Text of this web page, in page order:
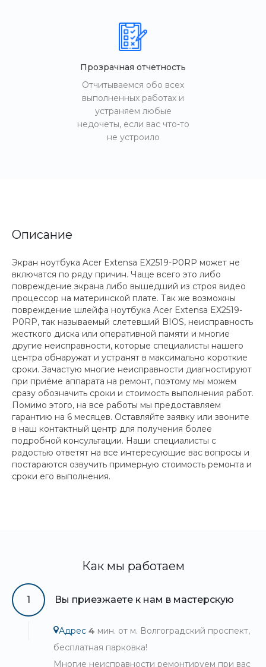
Прозрачная отчетность
Отчитываемся обо всех
выполненных работах и
устраняем любые
недочеты, если вас что-то
не устроило
Описание
Экран ноутбука Acer Extensa EX2519-P0RP может не
включатся по ряду причин. Чаще всего это либо
повреждение экрана либо вышедший из строя видео
процессор на материнской плате. Так же возможны
повреждение шлейфа ноутбука Acer Extensa EX2519-
P0RP, так называемый слетевший BIOS, неисправность
жесткого диска или оперативной памяти и многие
другие неисправности, которые специалисты нашего
центра обнаружат и устранят в максимально короткие
сроки. Зачастую многие неисправности диагностируют
при приёме аппарата на ремонт, поэтому мы можем
сразу обозначить сроки и стоимость выполнения работ.
Помимо этого, на все работы мы предоставляем
гарантию на 6 месяцев. Оставляйте заявку или звоните
в наш контактный центр для получения более
подробной консультации. Наши специалисты с
радостью ответят на все интересующие вас вопросы и
постараются озвучить примерную стоимость ремонта и
сроки его выполнения.
Как мы работаем
1 Вы приезжаете к нам в мастерскую
Адрес 4 мин. от м. Волгоградский проспект,
бесплатная парковка!
Многие неисправности ремонтируем при вас